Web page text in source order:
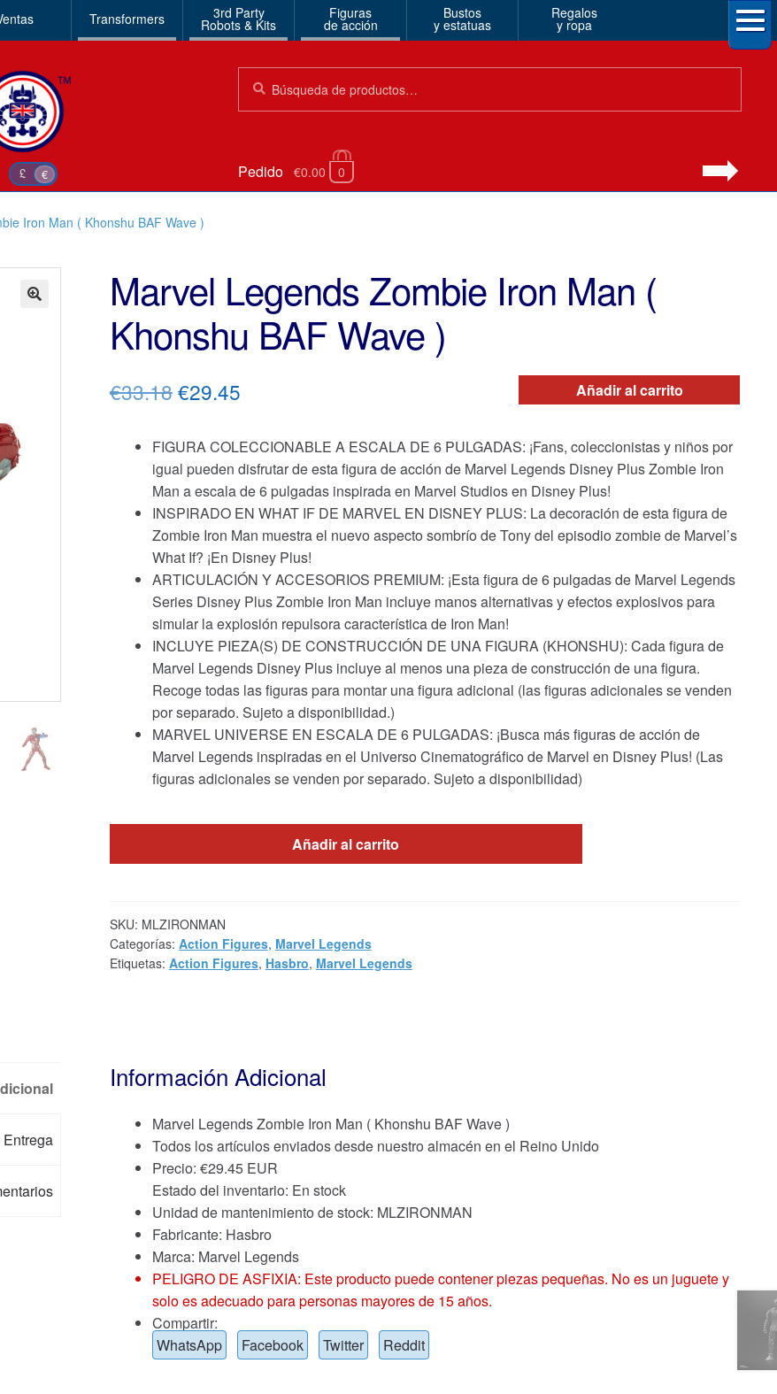
Transformers 3rd Party
Robots & Kits
Figuras
de acción
Bustos
y estatuas
Regalos
y ropa
£ € Pedido €0.00 0
Iron Man ( Khonshu BAF Wave )
Marvel Legends Zombie Iron Man (
Khonshu BAF Wave )
Añadir al carrito
€33.18El
original
era:
€33.18.
€29.45El
actual
es:
€29.45.
FIGURA COLECCIONABLE A ESCALA DE 6 PULGADAS: ¡Fans, coleccionistas y niños por
igual pueden disfrutar de esta figura de acción de Marvel Legends Disney Plus Zombie Iron
Man a escala de 6 pulgadas inspirada en Marvel Studios en Disney Plus!
INSPIRADO EN WHAT IF DE MARVEL EN DISNEY PLUS: La decoración de esta figura de
Zombie Iron Man muestra el nuevo aspecto sombrío de Tony del episodio zombie de Marvel’s
What If? ¡En Disney Plus!
ARTICULACIÓN Y ACCESORIOS PREMIUM: ¡Esta figura de 6 pulgadas de Marvel Legends
Series Disney Plus Zombie Iron Man incluye manos alternativas y efectos explosivos para
simular la explosión repulsora característica de Iron Man!
INCLUYE PIEZA(S) DE CONSTRUCCIÓN DE UNA FIGURA (KHONSHU): Cada figura de
Marvel Legends Disney Plus incluye al menos una pieza de construcción de una figura.
Recoge todas las figuras para montar una figura adicional (las figuras adicionales se venden
por separado. Sujeto a disponibilidad.)
MARVEL UNIVERSE EN ESCALA DE 6 PULGADAS: ¡Busca más figuras de acción de
Marvel Legends inspiradas en el Universo Cinematográfico de Marvel en Disney Plus! (Las
figuras adicionales se venden por separado. Sujeto a disponibilidad)
Añadir al carrito
SKU: MLZIRONMAN
Categorías: Action Figures, Marvel Legends
Etiquetas: Action Figures, Hasbro, Marvel Legends
Entrega
Información Adicional
Marvel Legends Zombie Iron Man ( Khonshu BAF Wave )
Todos los artículos enviados desde nuestro almacén en el Reino Unido
Precio: €29.45 EUR
Estado del inventario: En stock
Unidad de mantenimiento de stock: MLZIRONMAN
Fabricante: Hasbro
Marca: Marvel Legends
PELIGRO DE ASFIXIA: Este producto puede contener piezas pequeñas. No es un juguete y
solo es adecuado para personas mayores de 15 años.
Compartir:
WhatsApp
Facebook Twitter Reddit